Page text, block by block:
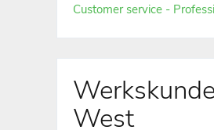
Customer service -
West